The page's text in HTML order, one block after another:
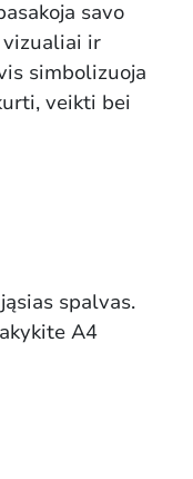
savo
ir
simbolizuoja
veikti bei
spalvas.
A4